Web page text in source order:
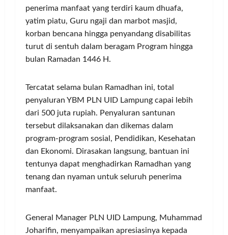
penerima manfaat yang terdiri kaum dhuafa,
yatim piatu, Guru ngaji dan marbot masjid,
korban bencana hingga penyandang disabilitas
turut di sentuh dalam beragam Program hingga
bulan Ramadan 1446 H.
Tercatat selama bulan Ramadhan ini, total
penyaluran YBM PLN UID Lampung capai lebih
dari 500 juta rupiah. Penyaluran santunan
tersebut dilaksanakan dan dikemas dalam
program-program sosial, Pendidikan, Kesehatan
dan Ekonomi. Dirasakan langsung, bantuan ini
tentunya dapat menghadirkan Ramadhan yang
tenang dan nyaman untuk seluruh penerima
manfaat.
General Manager PLN UID Lampung, Muhammad
Joharifin, menyampaikan apresiasinya kepada